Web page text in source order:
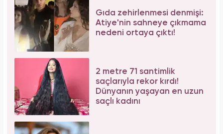
Gıda zehirlenmesi denmişi:
Atiye'nin sahneye çıkmama
nedeni ortaya çıktı!
2 metre 71 santimlik
saçlarıyla rekor kırdı!
Dünyanın yaşayan en uzun
saçlı kadını